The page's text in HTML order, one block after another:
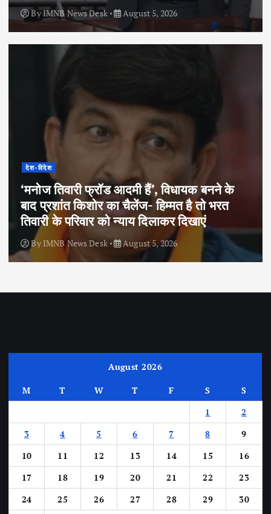
ByIMNB News Desk August 5, 2026
देश-विदेश
‘मनोज तिवारी फ्रॉड आदमी हैं’, विधायक बनने के
बाद प्रशांत किशोर का चैलेंज- हिम्मत है तो भरत
तिवारी के परिवार को न्याय दिलाकर दिखाएं
By IMNB News Desk August 5, 2026
August 2026
M T W T F S
S
1
2
3
4 5 6 7 8
9
10
11 12 13 14 15
16
17
18 19 20 21 22
23
24
25 26 27 28 29
30